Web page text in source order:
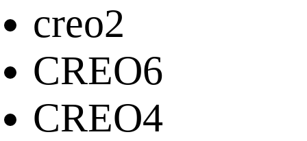
creo2
CREO6
CREO4